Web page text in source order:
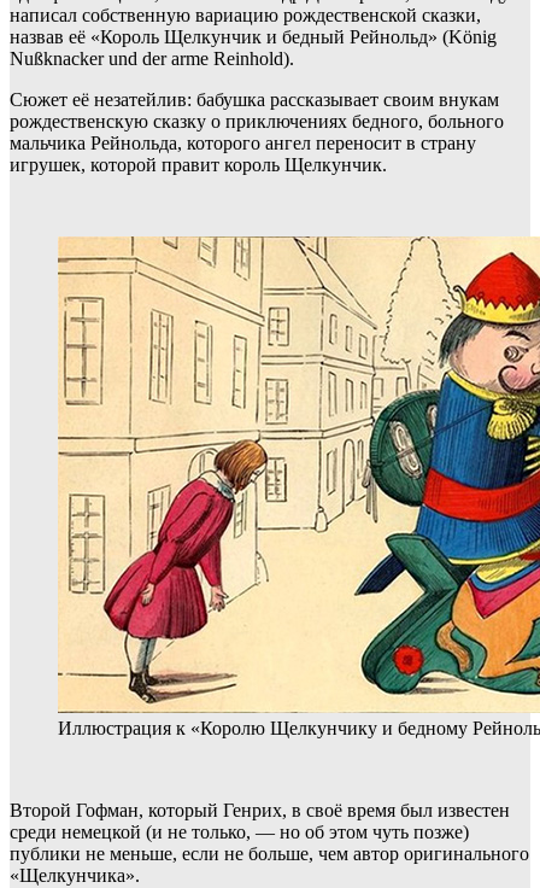
написал собственную вариацию рождественской сказки,
назвав её «Король Щелкунчик и бедный Рейнольд» (König
Nußknacker und der arme Reinhold).
Сюжет её незатейлив: бабушка рассказывает своим внукам
рождественскую сказку о приключениях бедного, больного
мальчика Рейнольда, которого ангел переносит в страну
игрушек, которой правит король Щелкунчик.
Иллюстрация к «Королю Щелкунчику и бедному
Второй Гофман, который Генрих, в своё время был известен
среди немецкой (и не только, — но об этом чуть позже)
публики не меньше, если не больше, чем автор оригинального
«Щелкунчика».